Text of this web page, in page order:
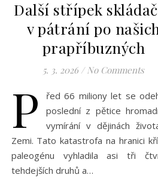
Další střípek
v pátrání po
prapříbuzných
5. 3. 2026 / No Comments
P
řed 66 miliony let se
poslední z pětice
vymírání v dějinách
Zemi. Tato katastrofa na hranici
paleogénu vyhladila asi tři
tehdejších druhů a…